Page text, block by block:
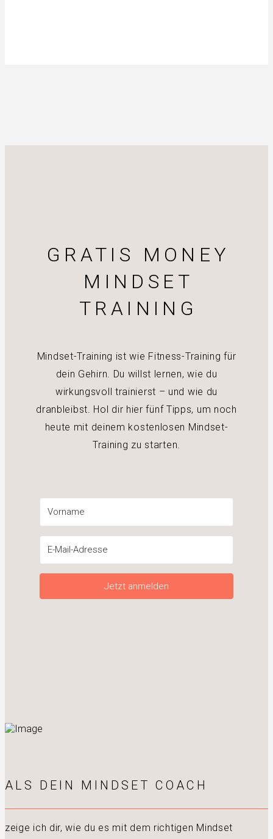
GRATIS MONEY
MINDSET
TRAINING
Mindset-Training ist wie Fitness-Training für
dein Gehirn. Du willst lernen, wie du
wirkungsvoll trainierst – und wie du
dranbleibst. Hol dir hier fünf Tipps, um noch
heute mit deinem kostenlosen Mindset-
Training zu starten.
Jetzt anmelden
ALS DEIN MINDSET COACH
zeige ich dir, wie du es mit dem richtigen Mindset